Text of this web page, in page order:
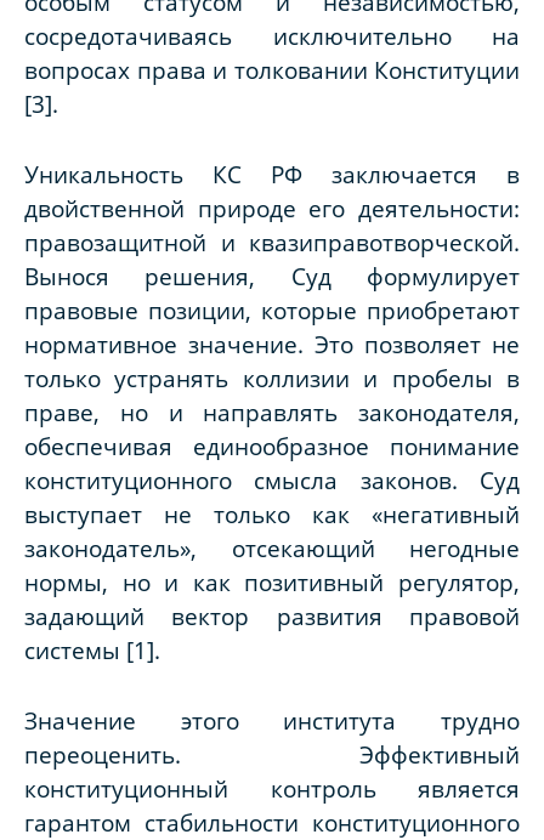
сосредотачиваясь исключительно на
вопросах права и толковании Конституции
[3].
Уникальность КС РФ заключается в
двойственной природе его деятельности:
правозащитной и квазиправотворческой.
Вынося решения, Суд формулирует
правовые позиции, которые приобретают
нормативное значение. Это позволяет не
только устранять коллизии и пробелы в
праве, но и направлять законодателя,
обеспечивая единообразное понимание
конституционного смысла законов. Суд
выступает не только как «негативный
законодатель», отсекающий негодные
нормы, но и как позитивный регулятор,
задающий вектор развития правовой
системы [1].
Значение этого института трудно
переоценить. Эффективный
конституционный контроль является
гарантом стабильности конституционного